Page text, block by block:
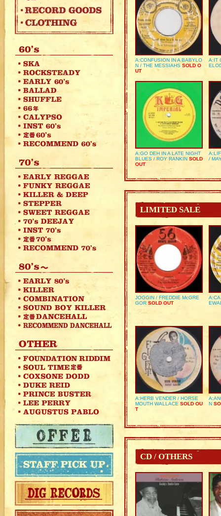
A:CONFUSION IN A BABYLO
N / THE MESSIAHS SOLD O
UT
A:IT
A:GO DEH IN A LATE NIGHT
BLUES / ROY RANKIN SOLD
OUT
/
LIMITED SALE
JOGGIN / FREDDIE McGRE
GOR SOLD OUT
A:HERB VENDER / HORSE
MOUTH WALLACE SOLD OU
T
N
CD / OTHERS